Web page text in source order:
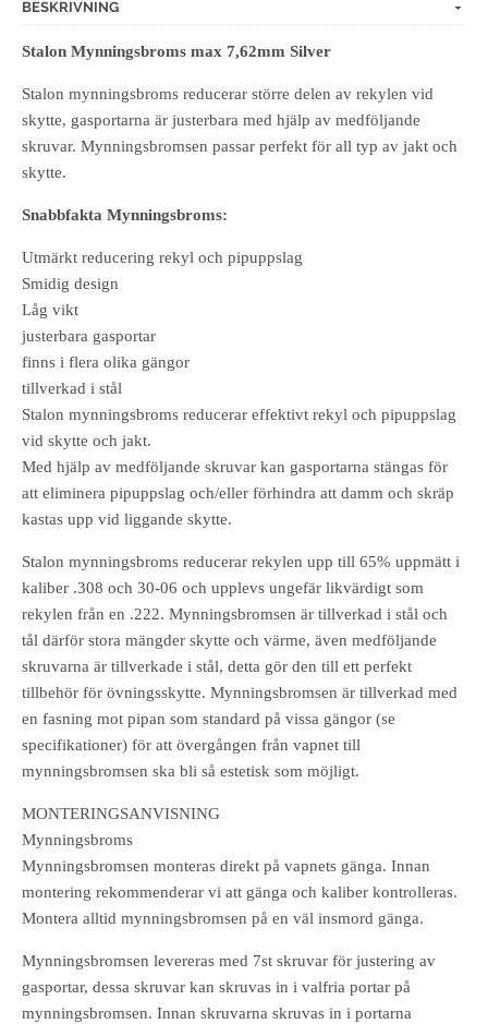
BESKRIVNING
Stalon Mynningsbroms max 7,62mm Silver
Stalon mynningsbroms reducerar större delen av rekylen vid
skytte, gasportarna är justerbara med hjälp av medföljande
skruvar. Mynningsbromsen passar perfekt för all typ av jakt och
skytte.
Snabbfakta Mynningsbroms:
Utmärkt reducering rekyl och pipuppslag
Smidig design
Låg vikt
justerbara gasportar
finns i flera olika gängor
tillverkad i stål
Stalon mynningsbroms reducerar effektivt rekyl och pipuppslag
vid skytte och jakt.
Med hjälp av medföljande skruvar kan gasportarna stängas för
att eliminera pipuppslag och/eller förhindra att damm och skräp
kastas upp vid liggande skytte.
Stalon mynningsbroms reducerar rekylen upp till 65% uppmätt i
kaliber .308 och 30-06 och upplevs ungefär likvärdigt som
rekylen från en .222. Mynningsbromsen är tillverkad i stål och
tål därför stora mängder skytte och värme, även medföljande
skruvarna är tillverkade i stål, detta gör den till ett perfekt
tillbehör för övningsskytte. Mynningsbromsen är tillverkad med
en fasning mot pipan som standard på vissa gängor (se
specifikationer) för att övergången från vapnet till
mynningsbromsen ska bli så estetisk som möjligt.
MONTERINGSANVISNING
Mynningsbroms
Mynningsbromsen monteras direkt på vapnets gänga. Innan
montering rekommenderar vi att gänga och kaliber kontrolleras.
Montera alltid mynningsbromsen på en väl insmord gänga.
Mynningsbromsen levereras med 7st skruvar för justering av
gasportar, dessa skruvar kan skruvas in i valfria portar på
mynningsbromsen. Innan skruvarna skruvas in i portarna